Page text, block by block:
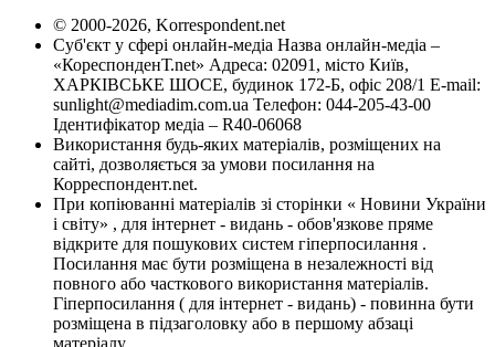
© 2000-2026, Korrespondent.net
Суб'єкт у сфері онлайн-медіа Назва онлайн-медіа –
«КореспонденТ.net» Адреса: 02091, місто Київ,
ХАРКІВСЬКЕ ШОСЕ, будинок 172-Б, офіс 208/1 E-mail:
sunlight@mediadim.com.ua Телефон: 044-205-43-00
Ідентифікатор медіа – R40-06068
Використання будь-яких матеріалів, розміщених на
сайті, дозволяється за умови посилання на
Корреспондент.net.
При копіюванні матеріалів зі сторінки « Новини України
і світу» , для інтернет - видань - обов'язкове пряме
відкрите для пошукових систем гіперпосилання .
Посилання має бути розміщена в незалежності від
повного або часткового використання матеріалів.
Гіперпосилання ( для інтернет - видань) - повинна бути
розміщена в підзаголовку або в першому абзаці
матеріалу.